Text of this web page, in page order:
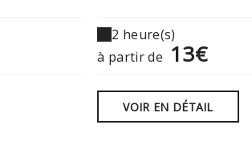
2 heure(s)
à partir de 13€
VOIR EN DÉTAIL